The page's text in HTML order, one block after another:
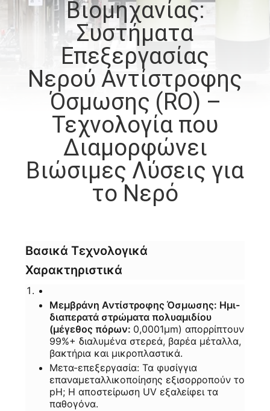
ΈΛΕΓΧΟΣ
ΕΛΆΤΕ
ΕΠΑΦΉ
ΕΙΔΉΣΕΙΣ
ΑΠΌΣΠΑΣΜΑ
SITEMAP
PRIVACY
POLICY
Βιομηχανίας:
Συστήματα
Επεξεργασίας
Νερού Αντίστροφης
Όσμωσης (RO) –
Τεχνολογία που
Διαμορφώνει
Βιώσιμες Λύσεις για
το Νερό​​
Βασικά Τεχνολογικά
Χαρακτηριστικά
Μεμβράνη Αντίστροφης Όσμωσης: Ημι-
διαπερατά στρώματα πολυαμιδίου
(μέγεθος πόρων: 0,0001μm) απορρίπτουν
99%+ διαλυμένα στερεά, βαρέα μέταλλα,
βακτήρια και μικροπλαστικά.
Μετα-επεξεργασία: Τα φυσίγγια
επαναμεταλλικοποίησης εξισορροπούν το
pH; Η αποστείρωση UV εξαλείφει τα
παθογόνα.